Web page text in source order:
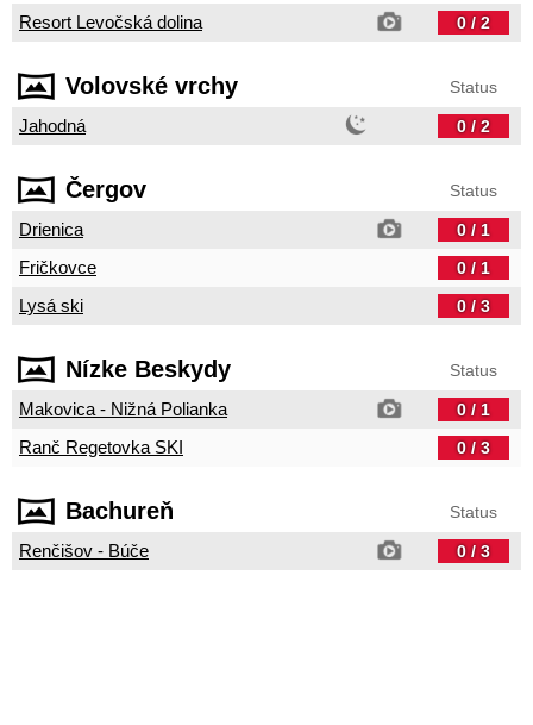
Resort Levočská dolina 0 / 2
Volovské vrchy Status
Jahodná 0 / 2
Čergov Status
Drienica 0 / 1
Fričkovce 0 / 1
Lysá ski 0 / 3
Nízke Beskydy Status
Makovica - Nižná Polianka 0 / 1
Ranč Regetovka SKI 0 / 3
Bachureň Status
Renčišov - Búče 0 / 3